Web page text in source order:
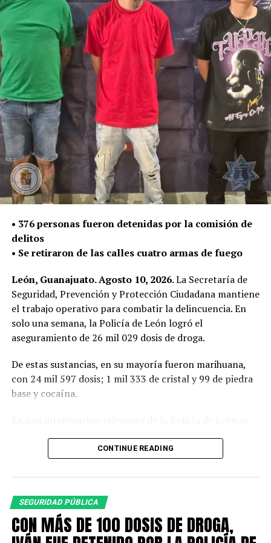
Gracias a reporte ciudadano, la Policía detuvo a un
distribuidor de droga en Los Castillos
Detiene Policía Municipal a tres hombres por la
posesión de droga
• 376 personas fueron detenidas por la comisión de
delitos
• Se retiraron de las calles cuatro armas de fuego
León, Guanajuato. Agosto 10, 2026.La Secretaría de
Seguridad, Prevención y Protección Ciudadana mantiene
el trabajo operativo para combatir la delincuencia. En
solo una semana, la Policía de León logró el
aseguramiento de 26 mil 029 dosis de droga.
De estas sustancias, en su mayoría fueron marihuana,
con 24 mil 597 dosis; 1 mil 333 de cristal y 99 de piedra
base y cocaína.
480 dosis de cristal en la colonia Latinoamericana. Con
posible relación con otros delitos es investigada por la
autoridad competente.
En la semana del 2 al 8 de agosto, se retiraron de las
calles cuatro armas de fuego, dos cargadores y 26
CONTINUE READING
SEGURIDAD PÚBLICA
CON MÁS DE 100 DOSIS DE DROGA,